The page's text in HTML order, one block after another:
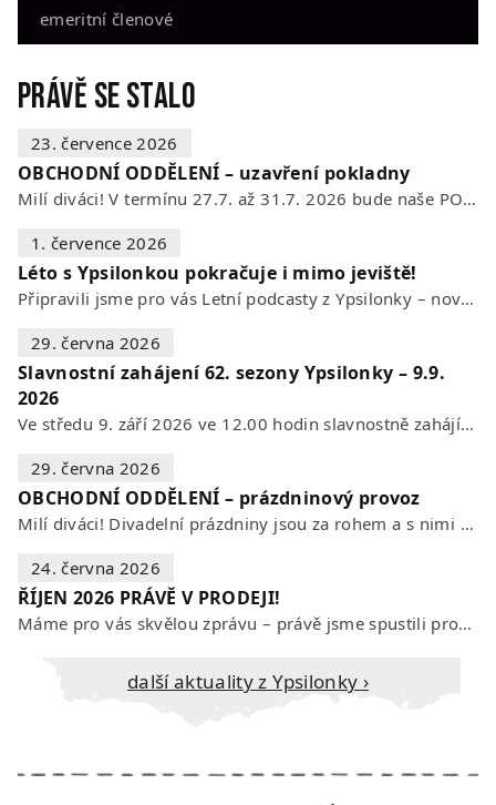
emeritní členové
Právě se stalo
23. července 2026
OBCHODNÍ ODDĚLENÍ – uzavření pokladny
Milí diváci! V termínu 27.7. až 31.7. 2026 bude naše POKLADNA z technických…
1. července 2026
Léto s Ypsilonkou pokračuje i mimo jeviště!
Připravili jsme pro vás Letní podcasty z Ypsilonky – novou sérii rozhovorů s…
29. června 2026
Slavnostní zahájení 62. sezony Ypsilonky – 9.9.
2026
Ve středu 9. září 2026 ve 12.00 hodin slavnostně zahájíme novou divadelní…
29. června 2026
OBCHODNÍ ODDĚLENÍ – prázdninový provoz
Milí diváci! Divadelní prázdniny jsou za rohem a s nimi se mění i otevírací…
24. června 2026
ŘÍJEN 2026 PRÁVĚ V PRODEJI!
Máme pro vás skvělou zprávu – právě jsme spustili prodej vstupenek na říjen…
Další aktuality z Ypsilonky ›